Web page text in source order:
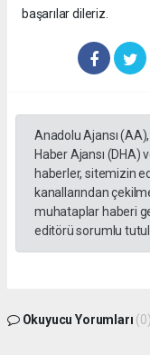
başarılar dileriz.
Anadolu Ajansı
Haber Ajansı
haberler, sitemizin
kanallarından
muhataplar haberi
editörü sorumlu
Okuyucu Yorumları (0)